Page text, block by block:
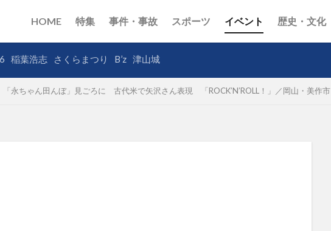
HOME 特集 事件・事故 スポーツ イベント 歴史・文化
稲葉浩志 さくらまつり B’z 津山城
「永ちゃん田んぼ」見ごろに 古代米で矢沢さん表現 「ROCK’N’ROLL！」／岡山・美作市